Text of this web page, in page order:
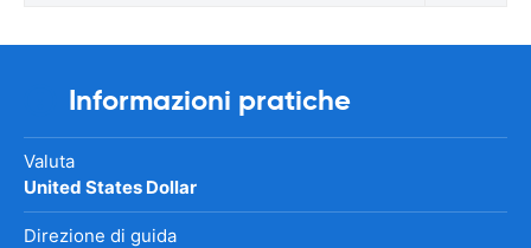
Informazioni pratiche
Valuta
United States Dollar
Direzione di guida